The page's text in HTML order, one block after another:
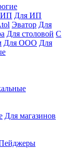
ИП Для ИП
Эватор Для
Для столовой С
Для ООО Для
Для магазинов